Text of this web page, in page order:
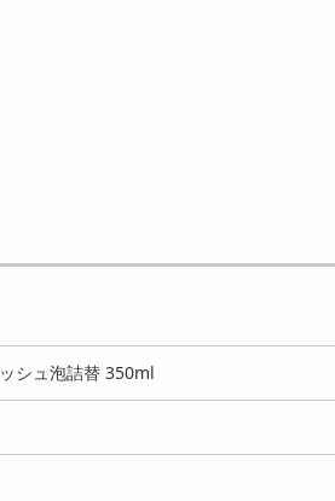
シュ泡詰替 350ml